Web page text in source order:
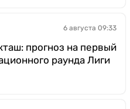
6 августа 09:33
прогноз на первый
раунда Лиги